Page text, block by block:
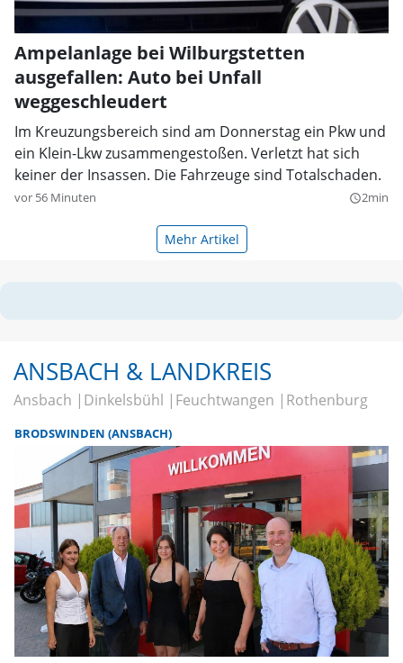
Ampelanlage bei Wilburgstetten
ausgefallen: Auto bei Unfall
weggeschleudert
Im Kreuzungsbereich sind am Donnerstag ein Pkw und
ein Klein-Lkw zusammengestoßen. Verletzt hat sich
keiner der Insassen. Die Fahrzeuge sind Totalschaden.
vor 56 Minuten query_builder2min
Mehr Artikel
ANSBACH & LANDKREIS
Ansbach Dinkelsbühl Feuchtwangen Rothenburg
BRODSWINDEN (ANSBACH)